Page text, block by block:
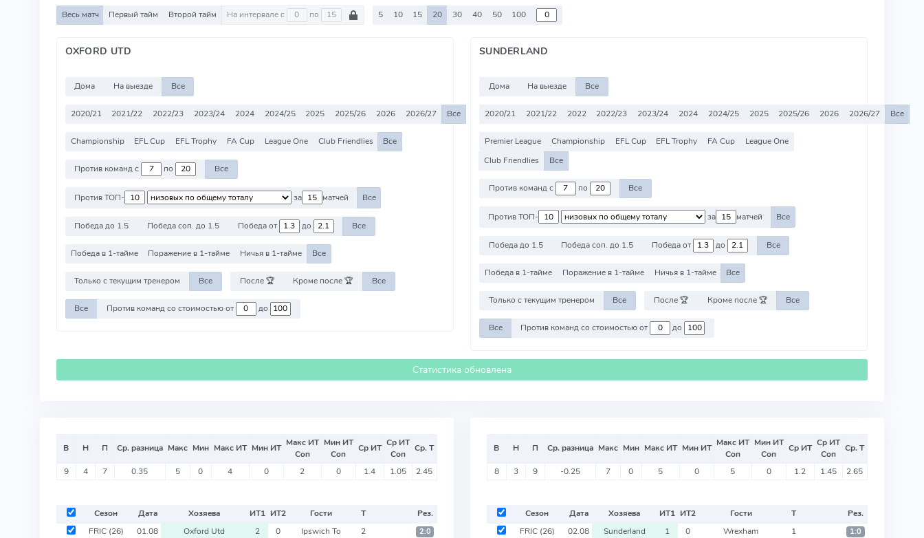
Весь матч Первый тайм Второй тайм На интервале с по 5 10 15 20 30 40 50 100
OXFORD UTD
Дома На выезде Все
2020/21 2021/22 2022/23 2023/24 2024 2024/25 2025 2025/26 2026 2026/27 Все
Championship EFL Cup EFL Trophy FA Cup League One Club Friendlies Все
Против команд с по Все
Против ТОП- за матчей Все
Победа до 1.5 Победа соп. до 1.5 Победа от до Все
Победа в 1-тайме Поражение в 1-тайме Ничья в 1-тайме Все
Только с текущим тренером Все После 🏆 Кроме после 🏆 Все
Все Против команд со стоимостью от до
SUNDERLAND
Дома На выезде Все
2020/21 2021/22 2022 2022/23 2023/24 2024 2024/25 2025 2025/26 2026 2026/27 Все
Premier League Championship EFL Cup EFL Trophy FA Cup
League One
Club Friendlies
Все
Против команд с по Все
Против ТОП- за матчей Все
Победа до 1.5 Победа соп. до 1.5 Победа от до Все
Победа в 1-тайме Поражение в 1-тайме Ничья в 1-тайме Все
Только с текущим тренером Все После 🏆 Кроме после 🏆 Все
Все Против команд со стоимостью от до
Статистика обновлена
В Н П Ср. разница Макс Мин Макс ИТ Мин ИТ Макс ИТ
Соп
Мин ИТ
Соп
Ср ИТ Ср ИТ
Соп
Ср. Т
9 4 7 0.35 5 0 4 0 2 0 1.4 1.05 2.45
Сезон Дата Хозяева ИТ1 ИТ2 Гости Т
Рез.
FRIC (26) 01.08 Oxford Utd 2 0 Ipswich To 2 2:0
В Н П Ср. разница Макс Мин Макс ИТ Мин ИТ Макс ИТ
Соп
Мин ИТ
Соп
Ср ИТ Ср ИТ
Соп
Ср. Т
8 3 9 -0.25 7 0 5 0 5 0 1.2 1.45 2.65
Сезон Дата Хозяева ИТ1 ИТ2 Гости Т
Рез.
FRIC (26) 02.08 Sunderland 1 0 Wrexham 1 1:0